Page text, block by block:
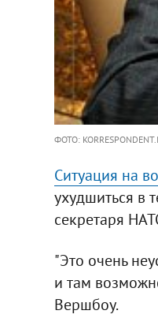
ФОТО:
Ситуация на
ухудшиться в
секретаря
"Это очень
и там
Вершбоу.